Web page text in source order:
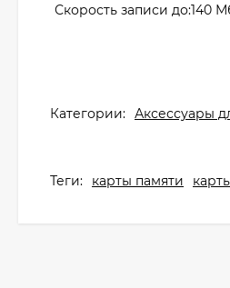
Скорость записи до:140
Категории: Аксессуары
Теги: карты памяти